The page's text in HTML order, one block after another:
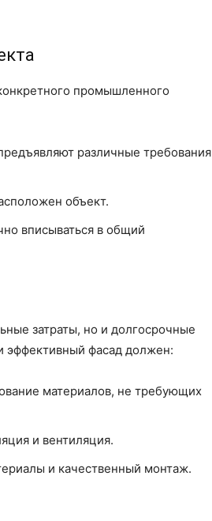
промышленного
различные требования
объект.
вписываться в общий
затраты, но и долгосрочные
эффективный фасад должен:
материалов, не требующих
и вентиляция.
и качественный монтаж.